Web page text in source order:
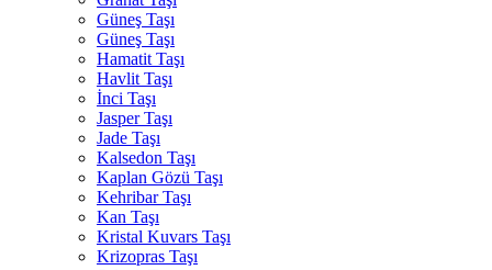
Güneş Taşı
Güneş Taşı
Hamatit Taşı
Havlit Taşı
İnci Taşı
Jasper Taşı
Jade Taşı
Kalsedon Taşı
Kaplan Gözü Taşı
Kehribar Taşı
Kan Taşı
Kristal Kuvars Taşı
Krizopras Taşı